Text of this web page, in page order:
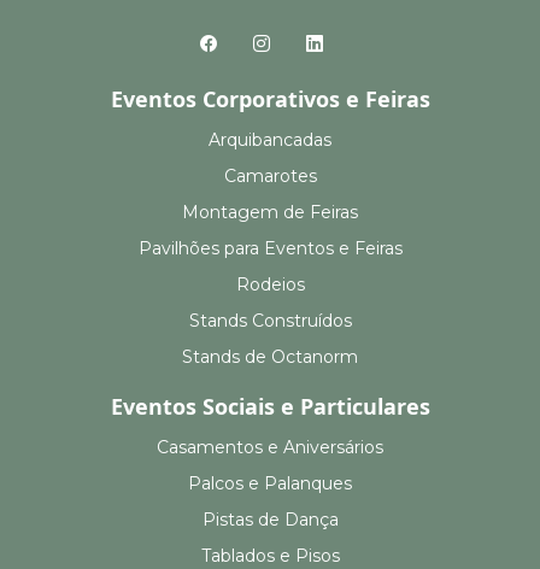
Eventos Corporativos e Feiras
Arquibancadas
Camarotes
Montagem de Feiras
Pavilhões para Eventos e Feiras
Rodeios
Stands Construídos
Stands de Octanorm
Eventos Sociais e Particulares
Casamentos e Aniversários
Palcos e Palanques
Pistas de Dança
Tablados e Pisos